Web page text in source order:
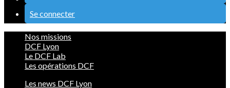
Se connecter
Nos missions
DCF Lyon
Le DCF Lab
Les opérations DCF
Les news DCF Lyon